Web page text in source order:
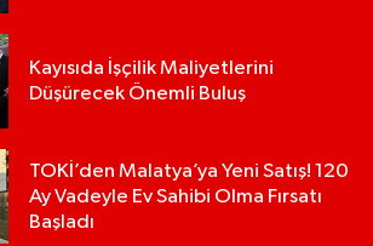
Kayısıda İşçilik Maliyetlerini
Düşürecek Önemli Buluş
TOKİ’den Malatya’ya Yeni Satış! 120
Ay Vadeyle Ev Sahibi Olma Fırsatı
Başladı